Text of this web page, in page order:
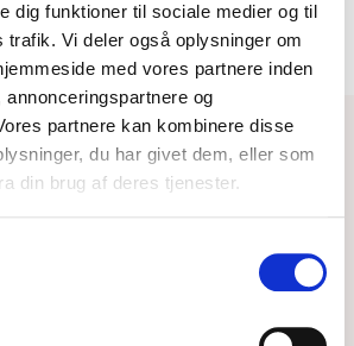
dig funktioner til sociale medier og til
trafik. Vi deler også oplysninger om
med vores partnere inden
og
partnere kan kombinere disse
du har givet dem, eller som
din brug af deres tjenester.